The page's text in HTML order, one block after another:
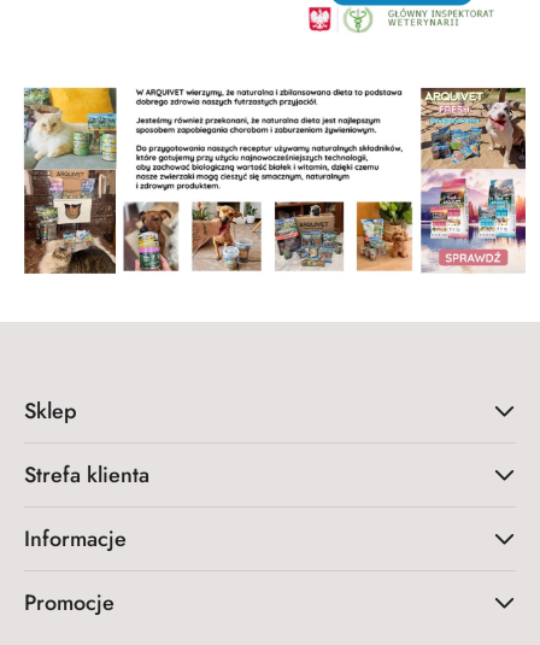
Sklep
Strefa klienta
Informacje
Promocje